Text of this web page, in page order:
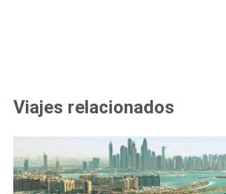
Viajes relacionados